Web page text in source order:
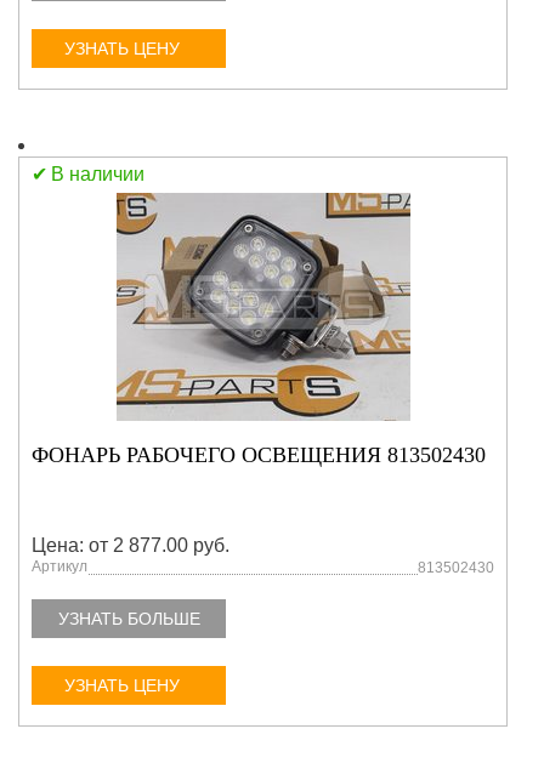
УЗНАТЬ ЦЕНУ
В наличии
ФОНАРЬ РАБОЧЕГО ОСВЕЩЕНИЯ 813502430
Цена: от 2 877.00 руб.
Артикул 813502430
УЗНАТЬ БОЛЬШЕ
УЗНАТЬ ЦЕНУ